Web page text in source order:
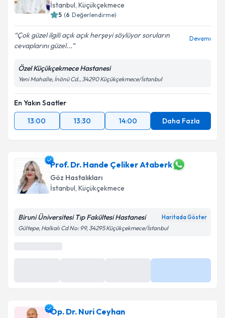
İstanbul, Küçükçekmece
5 (6 Değerlendirme)
Çok güzel ilgili açık açık herşeyi söylüyor soruların
cevaplarını güzel...
Devamı
Özel Küçükçekmece Hastanesi
Yeni Mahalle, İnönü Cd., 34290 Küçükçekmece/İstanbul
En Yakın Saatler
13:00
13:30 14:00 Daha Fazla
Prof. Dr. Hande Çeliker Ataberk
Göz Hastalıkları
İstanbul, Küçükçekmece
Biruni Üniversitesi Tıp Fakültesi Hastanesi Haritada Göster
Gültepe, Halkalı Cd No: 99, 34295 Küçükçekmece/İstanbul
Op. Dr. Nuri Ceyhan